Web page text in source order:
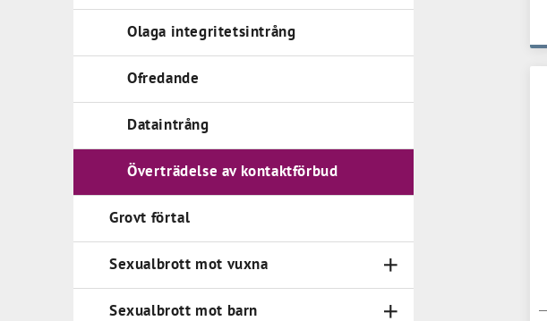
Olaga integritetsintrång
Ofredande
Dataintrång
Överträdelse av kontaktförbud
Grovt förtal
Sexualbrott mot vuxna
Sexualbrott mot barn